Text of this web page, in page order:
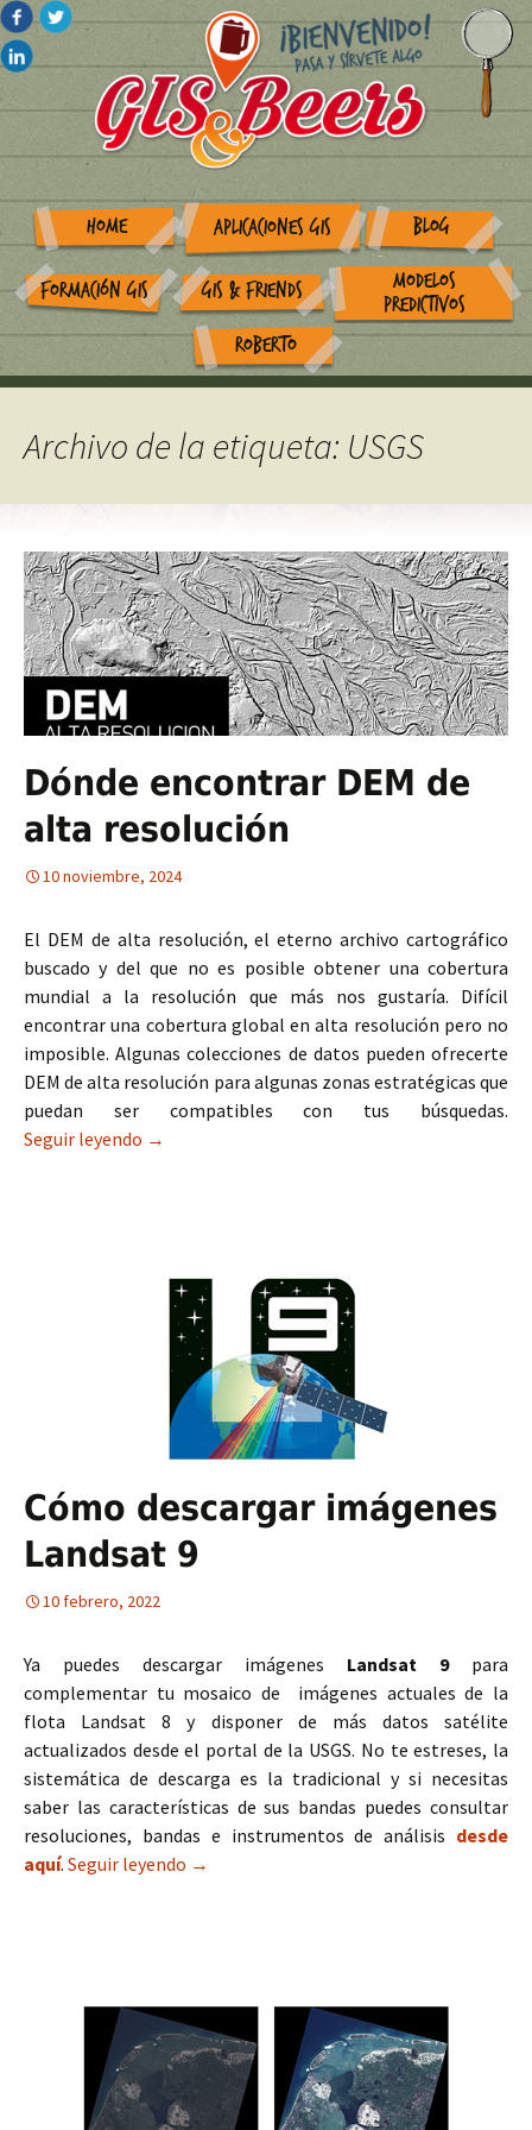
HOME APLICACIONES GIS BLOG
FORMACIÓN GIS GIS & FRIENDS
MODELOS
PREDICTIVOS
ROBERTO
Archivo de la etiqueta: USGS
Dónde encontrar DEM de
alta resolución
10 noviembre, 2024
El DEM de alta resolución, el eterno archivo cartográfico
buscado y del que no es posible obtener una cobertura
mundial a la resolución que más nos gustaría. Difícil
encontrar una cobertura global en alta resolución pero no
imposible. Algunas colecciones de datos pueden ofrecerte
DEM de alta resolución para algunas zonas estratégicas que
puedan ser compatibles con tus búsquedas.
Seguir leyendo Dónde encontrar DEM de alta resolución
→
Cómo descargar imágenes
Landsat 9
10 febrero, 2022
Ya puedes descargar imágenes Landsat 9para
complementar tu mosaico de imágenes actuales de la
flota Landsat 8 y disponer de más datos satélite
actualizados desde el portal de la USGS. No te estreses, la
sistemática de descarga es la tradicional y si necesitas
saber las características de sus bandas puedes consultar
resoluciones, bandas e instrumentos de análisis desde
aquí. Seguir leyendo Cómo descargar imágenes Landsat 9
→